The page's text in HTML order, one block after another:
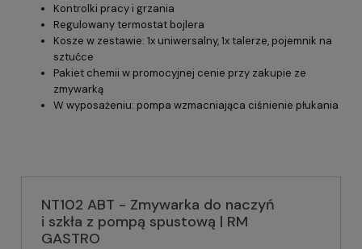
Kontrolki pracy i grzania
Regulowany termostat bojlera
Kosze w zestawie: 1x uniwersalny, 1x talerze, pojemnik na
sztućce
Pakiet chemii w promocyjnej cenie przy zakupie ze
zmywarką
W wyposażeniu: pompa wzmacniająca ciśnienie płukania
NT102 ABT - Zmywarka do naczyń
i szkła z pompą spustową | RM
GASTRO